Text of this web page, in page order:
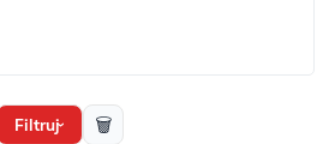
Filtruj› 🗑